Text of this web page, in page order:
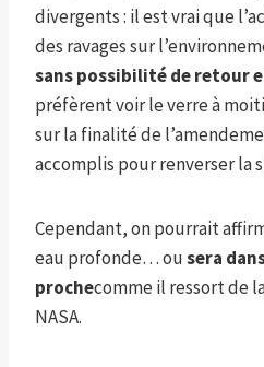
divergents : il est vrai que
des ravages sur
sans possibilité de retour
préfèrent voir le verre à
sur la finalité de
accomplis pour renverser la
Cependant, on pourrait
eau profonde… ousera
prochecomme il ressort de
NASA.